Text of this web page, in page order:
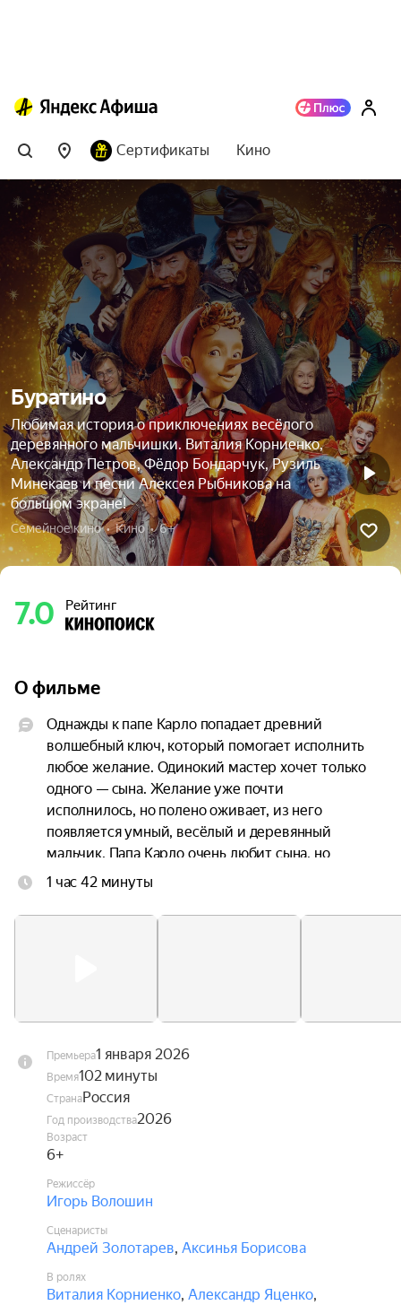
Сертификаты Кино
Буратино
Любимая история о приключениях весёлого
деревянного мальчишки. Виталия Корниенко,
Александр Петров, Фёдор Бондарчук, Рузиль
Минекаев и песни Алексея Рыбникова на
большом экране!
Семейное кино  •  Кино  •  6+
7.0 Рейтинг
О фильме
Однажды к папе Карло попадает древний
волшебный ключ, который помогает исполнить
любое желание. Одинокий мастер хочет только
одного — сына. Желание уже почти
исполнилось, но полено оживает, из него
появляется умный, весёлый и деревянный
мальчик. Папа Карло очень любит сына, но
Буратино постепенно понимает, что он не такой,
приключений путешествие, чтобы доказать
1 час 42 минуты
Премьера1 января 2026
Время102 минуты
СтранаРоссия
Год производства2026
Возраст
6+
Режиссёр
Игорь Волошин
Сценаристы
Андрей Золотарев, Аксинья Борисова
В ролях
Виталия Корниенко, Александр Яценко,